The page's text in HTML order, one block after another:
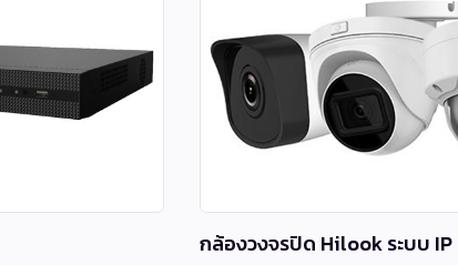
กล้องวงจรปิด Hilook ระบบ IP